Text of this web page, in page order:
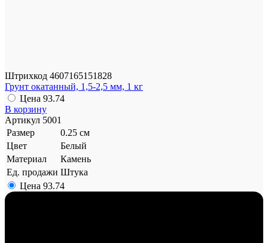
Штрихкод 4607165151828
Грунт окатанный, 1,5-2,5 мм, 1 кг
Цена 93.74
В корзину
Артикул 5001
Размер
0.25 см
Цвет
Белый
Материал
Камень
Ед. продажи Штука
Цена 93.74